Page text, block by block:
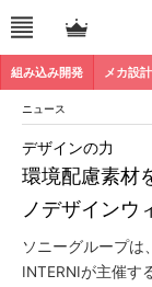
組み込み開発 メカ設計
ニュース
環境配慮素材
ノデザインウ
デザインの力
ソニーグループは
INTERNIが主催す